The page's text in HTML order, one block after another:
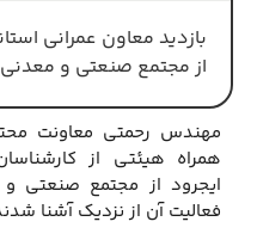
بازدید معاون عمرانی
از مجتمع صنعتی و
مهندس رحمتی معاونت
همراه هیئتی از
ایجرود از مجتمع صنعتی
فعالیت آن از نزدیک آشنا